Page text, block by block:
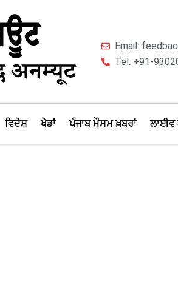
Email:
Tel: +91-
ਵਿਦੇਸ਼ ਖੇਡਾਂ ਪੰਜਾਬ ਮੌਸਮ ਖ਼ਬਰਾਂ ਲਾਈਵ